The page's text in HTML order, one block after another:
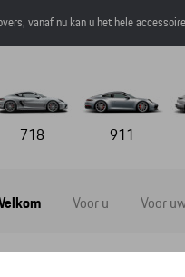
vanaf nu kan u het hele
718 911
Voor u Voor